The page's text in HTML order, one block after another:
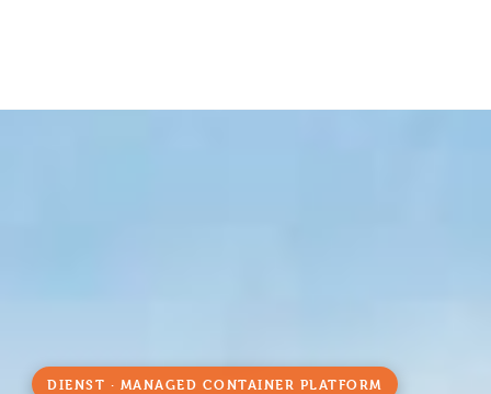
DIENST · MANAGED CONTAINER PLATFORM